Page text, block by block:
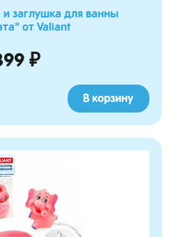
заглушка для ванны
от Valiant
₽
В корзину